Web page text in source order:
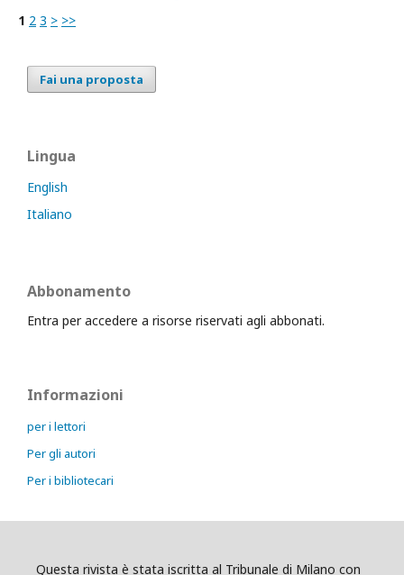
1 2 3 > >>
Fai una proposta
Lingua
English
Italiano
Abbonamento
Entra per accedere a risorse riservati agli abbonati.
Informazioni
per i lettori
Per gli autori
Per i bibliotecari
Questa rivista è stata iscritta al Tribunale di Milano con